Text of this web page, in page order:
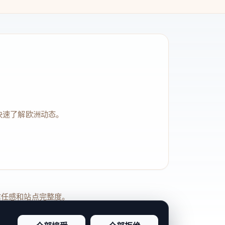
了解欧洲动态。
感和站点完整度。